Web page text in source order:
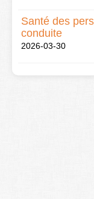
Santé des
conduite
2026-03-30